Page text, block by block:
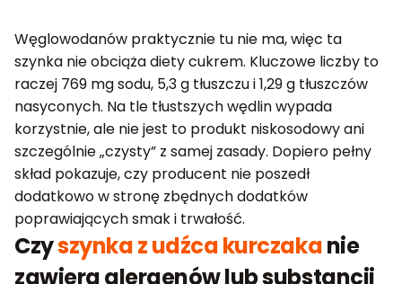
Węglowodanów praktycznie tu nie ma, więc ta
szynka nie obciąża diety cukrem. Kluczowe liczby to
raczej 769 mg sodu, 5,3 g tłuszczu i 1,29 g tłuszczów
nasyconych. Na tle tłustszych wędlin wypada
korzystnie, ale nie jest to produkt niskosodowy ani
szczególnie „czysty” z samej zasady. Dopiero pełny
skład pokazuje, czy producent nie poszedł
dodatkowo w stronę zbędnych dodatków
poprawiających smak i trwałość.
Czyszynka z udźca kurczakanie
zawiera alergenów lub substancji